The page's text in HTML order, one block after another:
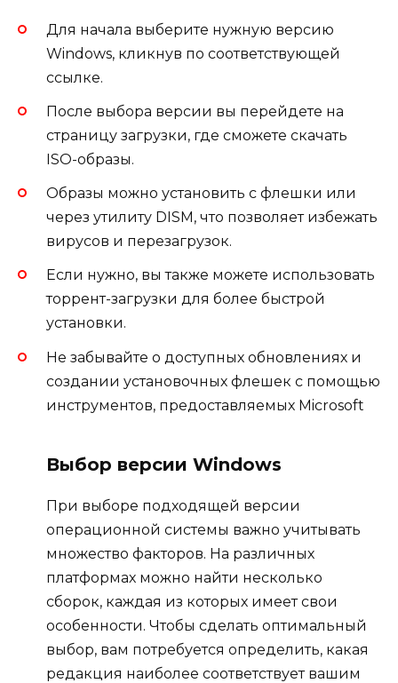
Для начала выберите нужную версию
Windows, кликнув по соответствующей
ссылке.
После выбора версии вы перейдете на
страницу загрузки, где сможете скачать
ISO-образы.
Образы можно установить с флешки или
через утилиту DISM, что позволяет избежать
вирусов и перезагрузок.
Если нужно, вы также можете использовать
торрент-загрузки для более быстрой
установки.
Не забывайте о доступных обновлениях и
создании установочных флешек с помощью
инструментов, предоставляемых Microsoft
Выбор версии Windows
При выборе подходящей версии
операционной системы важно учитывать
множество факторов. На различных
платформах можно найти несколько
сборок, каждая из которых имеет свои
особенности. Чтобы сделать оптимальный
выбор, вам потребуется определить, какая
редакция наиболее соответствует вашим